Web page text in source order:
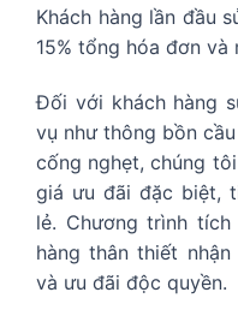
Khách hàng lần đầu
15% tổng hóa đơn
Đối với khách hàng
vụ như thông bồn
cống nghẹt, chúng
giá ưu đãi đặc biệt,
lẻ. Chương trình
hàng thân thiết
và ưu đãi độc quyền.